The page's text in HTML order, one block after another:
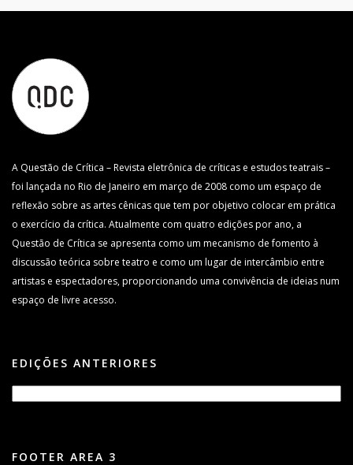
A Questão de Crítica – Revista eletrônica de críticas e estudos teatrais –
foi lançada no Rio de Janeiro em março de 2008 como um espaço de
reflexão sobre as artes cênicas que tem por objetivo colocar em prática
o exercício da crítica. Atualmente com quatro edições por ano, a
Questão de Crítica se apresenta como um mecanismo de fomento à
discussão teórica sobre teatro e como um lugar de intercâmbio entre
artistas e espectadores, proporcionando uma convivência de ideias num
espaço de livre acesso.
EDIÇÕES ANTERIORES
FOOTER AREA 3